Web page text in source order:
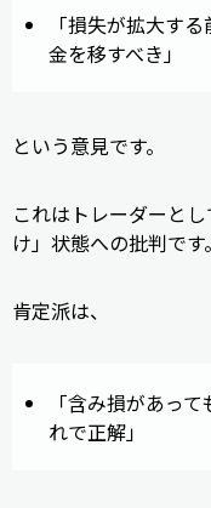
「損失が拡大す
金を移すべき」
という意見です。
これはトレーダーと
け」状態への批判です。
肯定派は、
「含み損があっ
れで正解」